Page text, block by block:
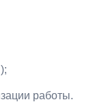
работы.